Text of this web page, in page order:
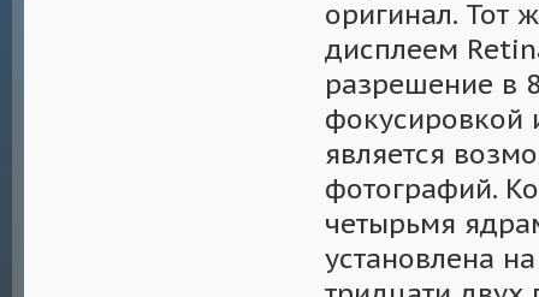
оригинал. Тот
дисплеем
разрешение в
является
фотографий.
четырьмя
установлена